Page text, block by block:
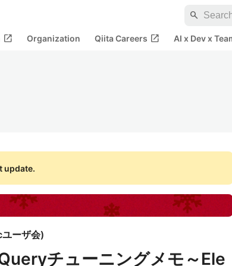
search
open_in_new Organization Qiita Careers open_in_new AI x Dev x
update.
ーザ会)
チューニングメモ～Ele